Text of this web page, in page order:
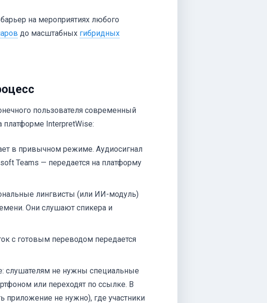
на мероприятиях любого
до масштабных гибридных
пользователя современный
платформе InterpretWise:
в привычном режиме. Аудиосигнал
Teams — передается на платформу
лингвисты (или ИИ-модуль)
Они слушают спикера и
с готовым переводом передается
слушателям не нужны специальные
или переходят по ссылке. В
приложение не нужно), где участники